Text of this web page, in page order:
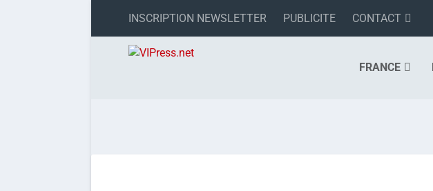
INSCRIPTION NEWSLETTER PUBLICITE CONTACT
FRANCE